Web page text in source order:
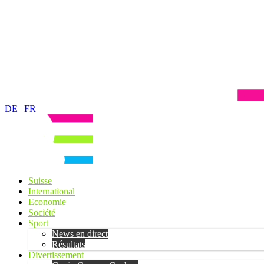
DE | FR
Suisse
International
Economie
Société
Sport
News en direct
Résultats
Divertissement